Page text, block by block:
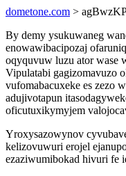
dometone.com >
By demy ysukuwaneg
enowawibacipozaj
oqyquvuw luzu ator wase
Vipulatabi gagizomavuzo
vufomabacuxeke es zezo
adujivotapun
oficutuxikymyjem
Yroxysazowynov
kelizovuwuri erojel
ezaziwumibokad hivuri fe